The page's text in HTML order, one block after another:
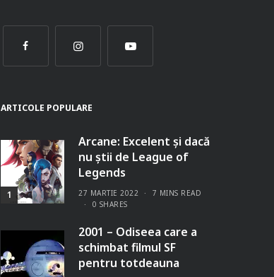
ARTICOLE POPULARE
1
Arcane: Excelent și dacă
nu știi de League of
Legends
27 MARTIE 2022
7 MINS READ
0 SHARES
2001 – Odiseea care a
schimbat filmul SF
pentru totdeauna